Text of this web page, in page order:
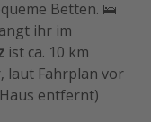
Betten. 🛌
ihr im
ist ca. 10 km
laut Fahrplan vor
entfernt)